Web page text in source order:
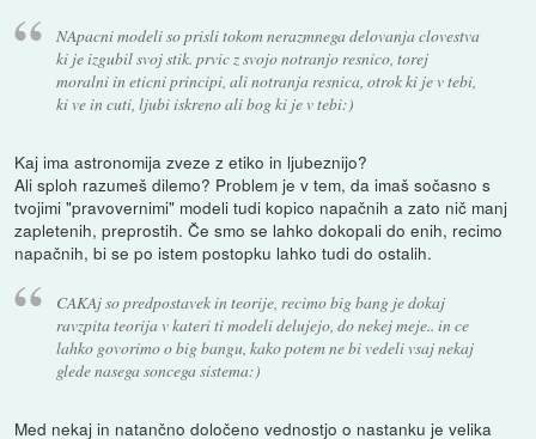
NApacni modeli so prisli tokom nerazmnega delovanja clovestva
ki je izgubil svoj stik. prvic z svojo notranjo resnico, torej
moralni in eticni principi, ali notranja resnica, otrok ki je v tebi,
ki ve in cuti, ljubi iskreno ali bog ki je v tebi:)
Kaj ima astronomija zveze z etiko in ljubeznijo?
Ali sploh razumeš dilemo? Problem je v tem, da imaš sočasno s
tvojimi "pravovernimi" modeli tudi kopico napačnih a zato nič manj
zapletenih, preprostih. Če smo se lahko dokopali do enih, recimo
napačnih, bi se po istem postopku lahko tudi do ostalih.
CAKAj so predpostavek in teorije, recimo big bang je dokaj
ravzpita teorija v kateri ti modeli delujejo, do nekej meje.. in ce
lahko govorimo o big bangu, kako potem ne bi vedeli vsaj nekaj
glede nasega soncega sistema:)
Med nekaj in natančno določeno vednostjo o nastanku je velika